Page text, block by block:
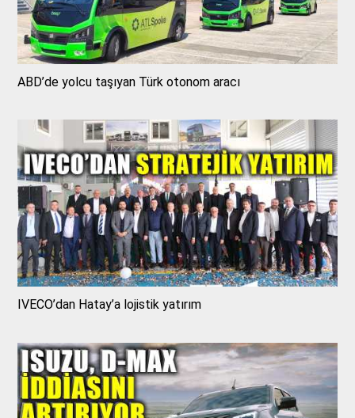
ABD’de yolcu taşıyan Türk otonom aracı
IVECO’dan Hatay’a lojistik yatırım